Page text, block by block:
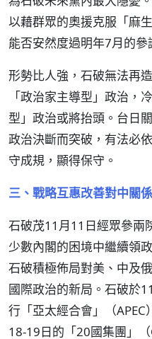
以藉群眾的奧援克服「麻
能否安然度過明年7月的參
形勢比人強，石破無法再
「政治家主導型」政治，
型」政治或將抬頭。台日
政治決斷而突破，有法必
守成規，顯得保守。
三、戰略互惠改善對中關係
石破茂11月11日經眾參兩
少數內閣的困境中繼續領
石破積極佈局對美、中及
國際政治的新局。石破於
行「亞太經合會」（
18-19日的「20國集團」（